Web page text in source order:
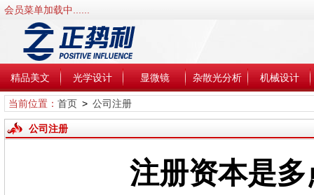
会员菜单加载中......
精品美文 光学设计 显微镜 杂散光分析 机械设计
当前位置： 首页> 公司注册
公司注册
注册资本是